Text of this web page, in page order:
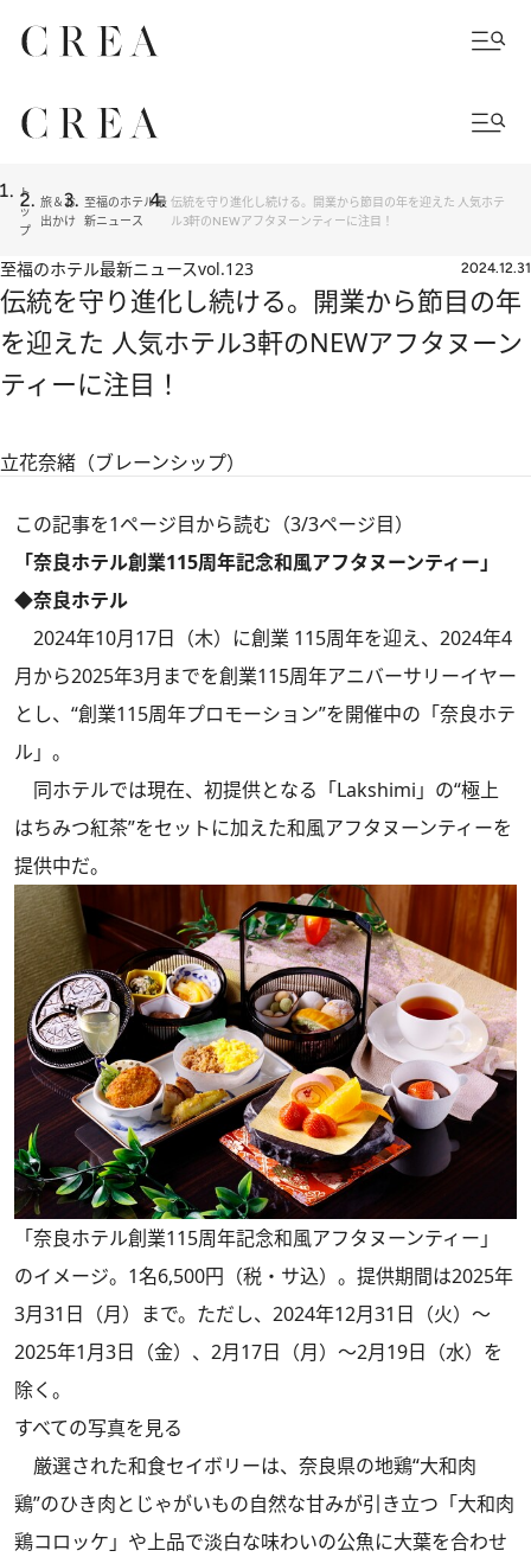
ト
ッ
プ
旅＆お
出かけ
至福のホテル最
新ニュース
伝統を守り進化し続ける。開業から節目の年を迎えた 人気ホテ
ル3軒のNEWアフタヌーンティーに注目！
至福のホテル最新ニュースvol.123 2024.12.31
伝統を守り進化し続ける。開業から節目の年
を迎えた 人気ホテル3軒のNEWアフタヌーン
ティーに注目！
立花奈緒（ブレーンシップ）
この記事を1ページ目から読む（3/3ページ目）
「奈良ホテル創業115周年記念和風アフタヌーンティー」
◆奈良ホテル
2024年10月17日（木）に創業 115周年を迎え、2024年4
月から2025年3月までを創業115周年アニバーサリーイヤー
とし、“創業115周年プロモーション”を開催中の「奈良ホテ
ル」。
同ホテルでは現在、初提供となる「Lakshimi」の“極上
はちみつ紅茶”をセットに加えた和風アフタヌーンティーを
提供中だ。
「奈良ホテル創業115周年記念和風アフタヌーンティー」
のイメージ。1名6,500円（税・サ込）。提供期間は2025年
3月31日（月）まで。ただし、2024年12月31日（火）～
2025年1月3日（金）、2月17日（月）～2月19日（水）を
除く。
すべての写真を見る
厳選された和食セイボリーは、奈良県の地鶏“大和肉
鶏”のひき肉とじゃがいもの自然な甘みが引き立つ「大和肉
鶏コロッケ」や上品で淡白な味わいの公魚に大葉を合わせ